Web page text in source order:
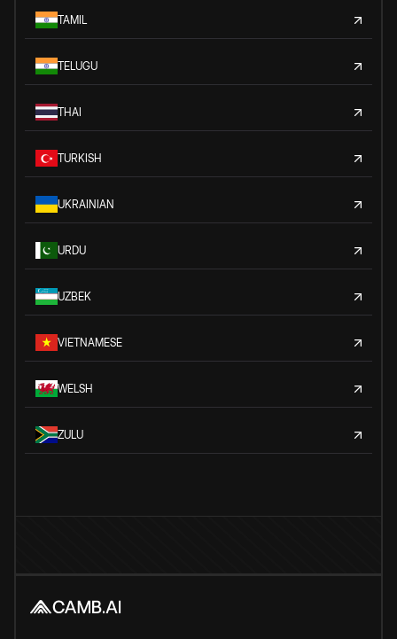
TAMIL
TELUGU
THAI
TURKISH
UKRAINIAN
URDU
UZBEK
VIETNAMESE
WELSH
ZULU